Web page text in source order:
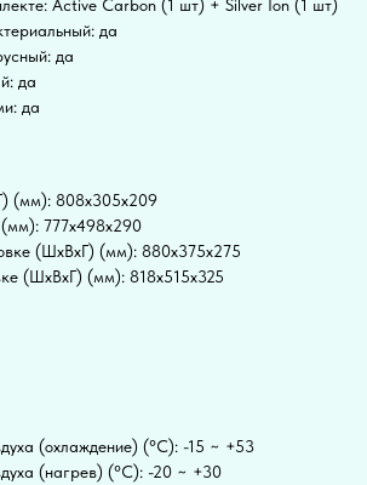
Active Carbon (1 шт) + Silver Ion (1 шт)
да
да
да
да
(мм): 808x305x209
777x498x290
(ШxВxГ) (мм): 880x375x275
(ШxВxГ) (мм): 818x515x325
(охлаждение) (°C): -15 ~ +53
(нагрев) (°C): -20 ~ +30